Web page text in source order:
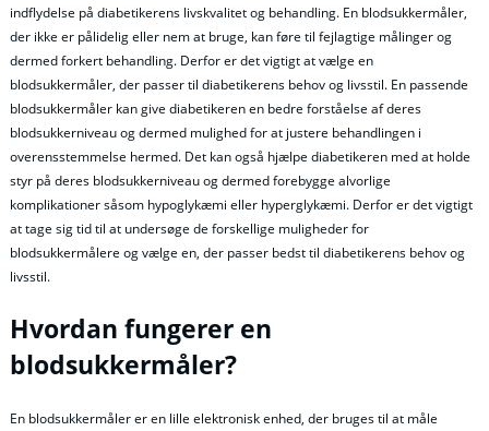
indflydelse på diabetikerens livskvalitet og behandling. En blodsukkermåler,
der ikke er pålidelig eller nem at bruge, kan føre til fejlagtige målinger og
dermed forkert behandling. Derfor er det vigtigt at vælge en
blodsukkermåler, der passer til diabetikerens behov og livsstil. En passende
blodsukkermåler kan give diabetikeren en bedre forståelse af deres
blodsukkerniveau og dermed mulighed for at justere behandlingen i
overensstemmelse hermed. Det kan også hjælpe diabetikeren med at holde
styr på deres blodsukkerniveau og dermed forebygge alvorlige
komplikationer såsom hypoglykæmi eller hyperglykæmi. Derfor er det vigtigt
at tage sig tid til at undersøge de forskellige muligheder for
blodsukkermålere og vælge en, der passer bedst til diabetikerens behov og
livsstil.
Hvordan fungerer en
blodsukkermåler?
En blodsukkermåler er en lille elektronisk enhed, der bruges til at måle